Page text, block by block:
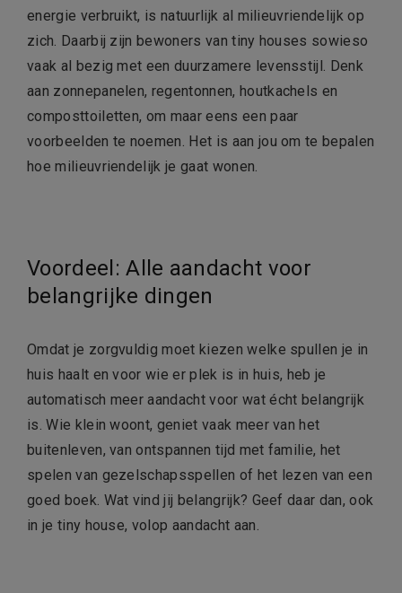
energie verbruikt, is natuurlijk al milieuvriendelijk op
zich. Daarbij zijn bewoners van tiny houses sowieso
vaak al bezig met een duurzamere levensstijl. Denk
aan zonnepanelen, regentonnen, houtkachels en
composttoiletten, om maar eens een paar
voorbeelden te noemen. Het is aan jou om te bepalen
hoe milieuvriendelijk je gaat wonen.
Voordeel: Alle aandacht voor
belangrijke dingen
Omdat je zorgvuldig moet kiezen welke spullen je in
huis haalt en voor wie er plek is in huis, heb je
automatisch meer aandacht voor wat écht belangrijk
is. Wie klein woont, geniet vaak meer van het
buitenleven, van ontspannen tijd met familie, het
spelen van gezelschapsspellen of het lezen van een
goed boek. Wat vind jij belangrijk? Geef daar dan, ook
in je tiny house, volop aandacht aan.